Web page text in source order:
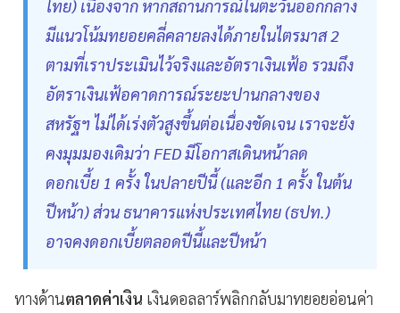
ไทย) เนื่องจาก หากสถานการณ์ในตะวันออกกลาง
มีแนวโน้มทยอยคลี่คลายลงได้ภายในไตรมาส 2
ตามที่เราประเมินไว้จริงและอัตราเงินเฟ้อ รวมถึง
อัตราเงินเฟ้อคาดการณ์ระยะปานกลางของ
สหรัฐฯ ไม่ได้เร่งตัวสูงขึ้นต่อเนื่องชัดเจน เราจะยัง
คงมุมมองเดิมว่า FED มีโอกาสเดินหน้าลด
ดอกเบี้ย 1 ครั้ง ในปลายปีนี้ (และอีก 1 ครั้ง ในต้น
ปีหน้า) ส่วน ธนาคารแห่งประเทศไทย (ธปท.)
อาจคงดอกเบี้ยตลอดปีนี้และปีหน้า
ทางด้านตลาดค่าเงิน เงินดอลลาร์พลิกกลับมาทยอยอ่อนค่า